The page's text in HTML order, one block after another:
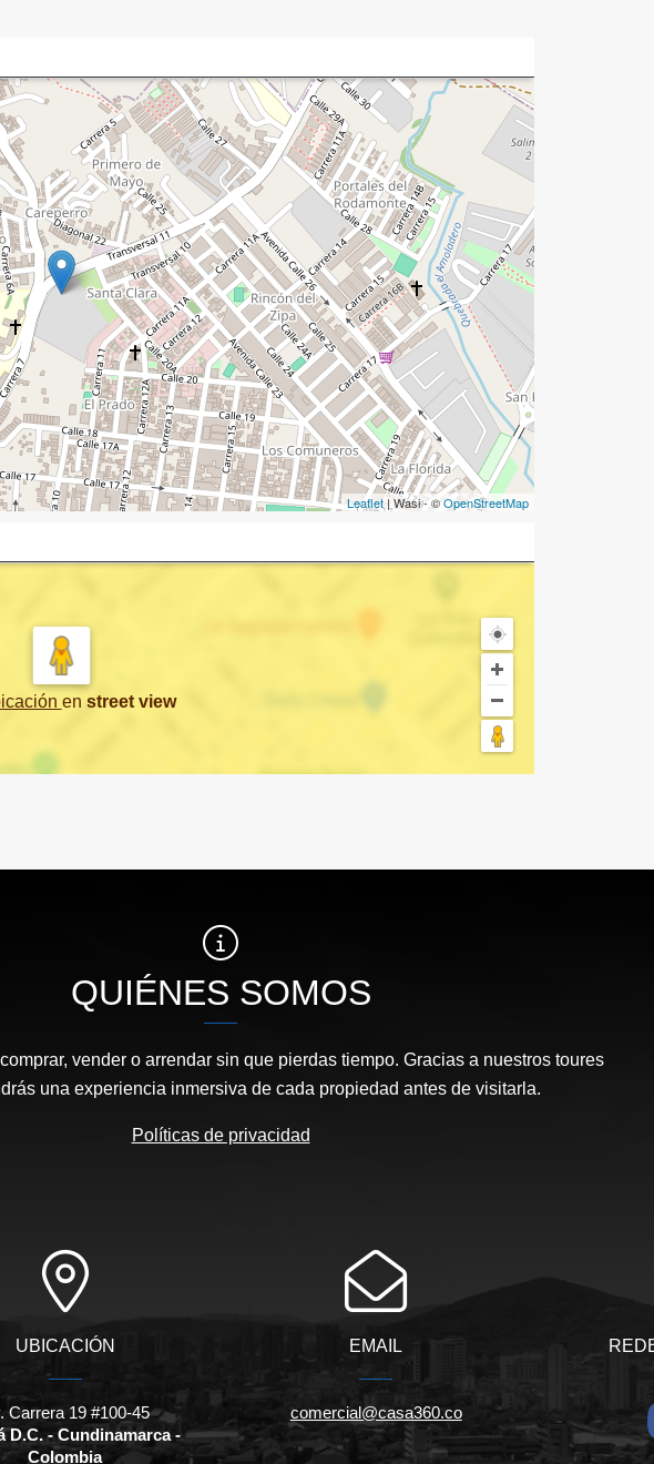
Leaflet | Wasi - ©OpenStreetMap
en street view
QUIÉNES SOMOS
vender o arrendar sin que pierdas tiempo. Gracias a nuestros toures
una experiencia inmersiva de cada propiedad antes de visitarla.
Políticas de privacidad
UBICACIÓN
Carrera 19 #100-45
D.C. - Cundinamarca -
Colombia
EMAIL
comercial@casa360.co